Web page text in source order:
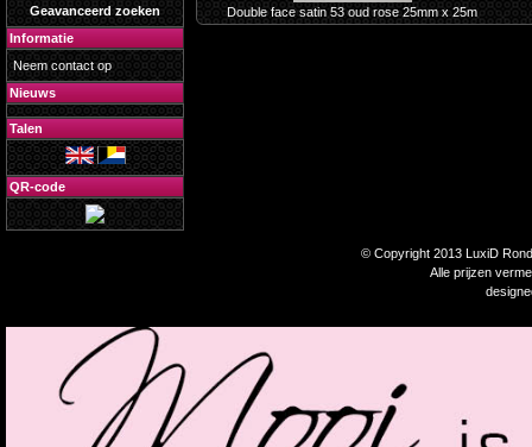
Double face satin 53 oud rose 25mm x 25m
Geavanceerd zoeken
Informatie
Neem contact op
Nieuws
Talen
QR-code
© Copyright 2013 LuxiD
Alle prijzen